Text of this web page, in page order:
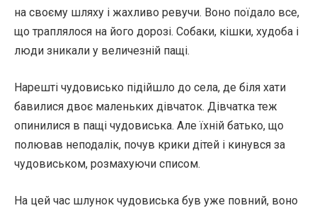
на своєму шляху і жахливо ревучи. Воно поїдало все,
що траплялося на його дорозі. Собаки, кішки, худоба і
люди зникали у величезній пащі.
Нарешті чудовисько підійшло до села, де біля хати
бавилися двоє маленьких дівчаток. Дівчатка теж
опинилися в пащі чудовиська. Але їхній батько, що
полював неподалік, почув крики дітей і кинувся за
чудовиськом, розмахуючи списом.
На цей час шлунок чудовиська був уже повний, воно